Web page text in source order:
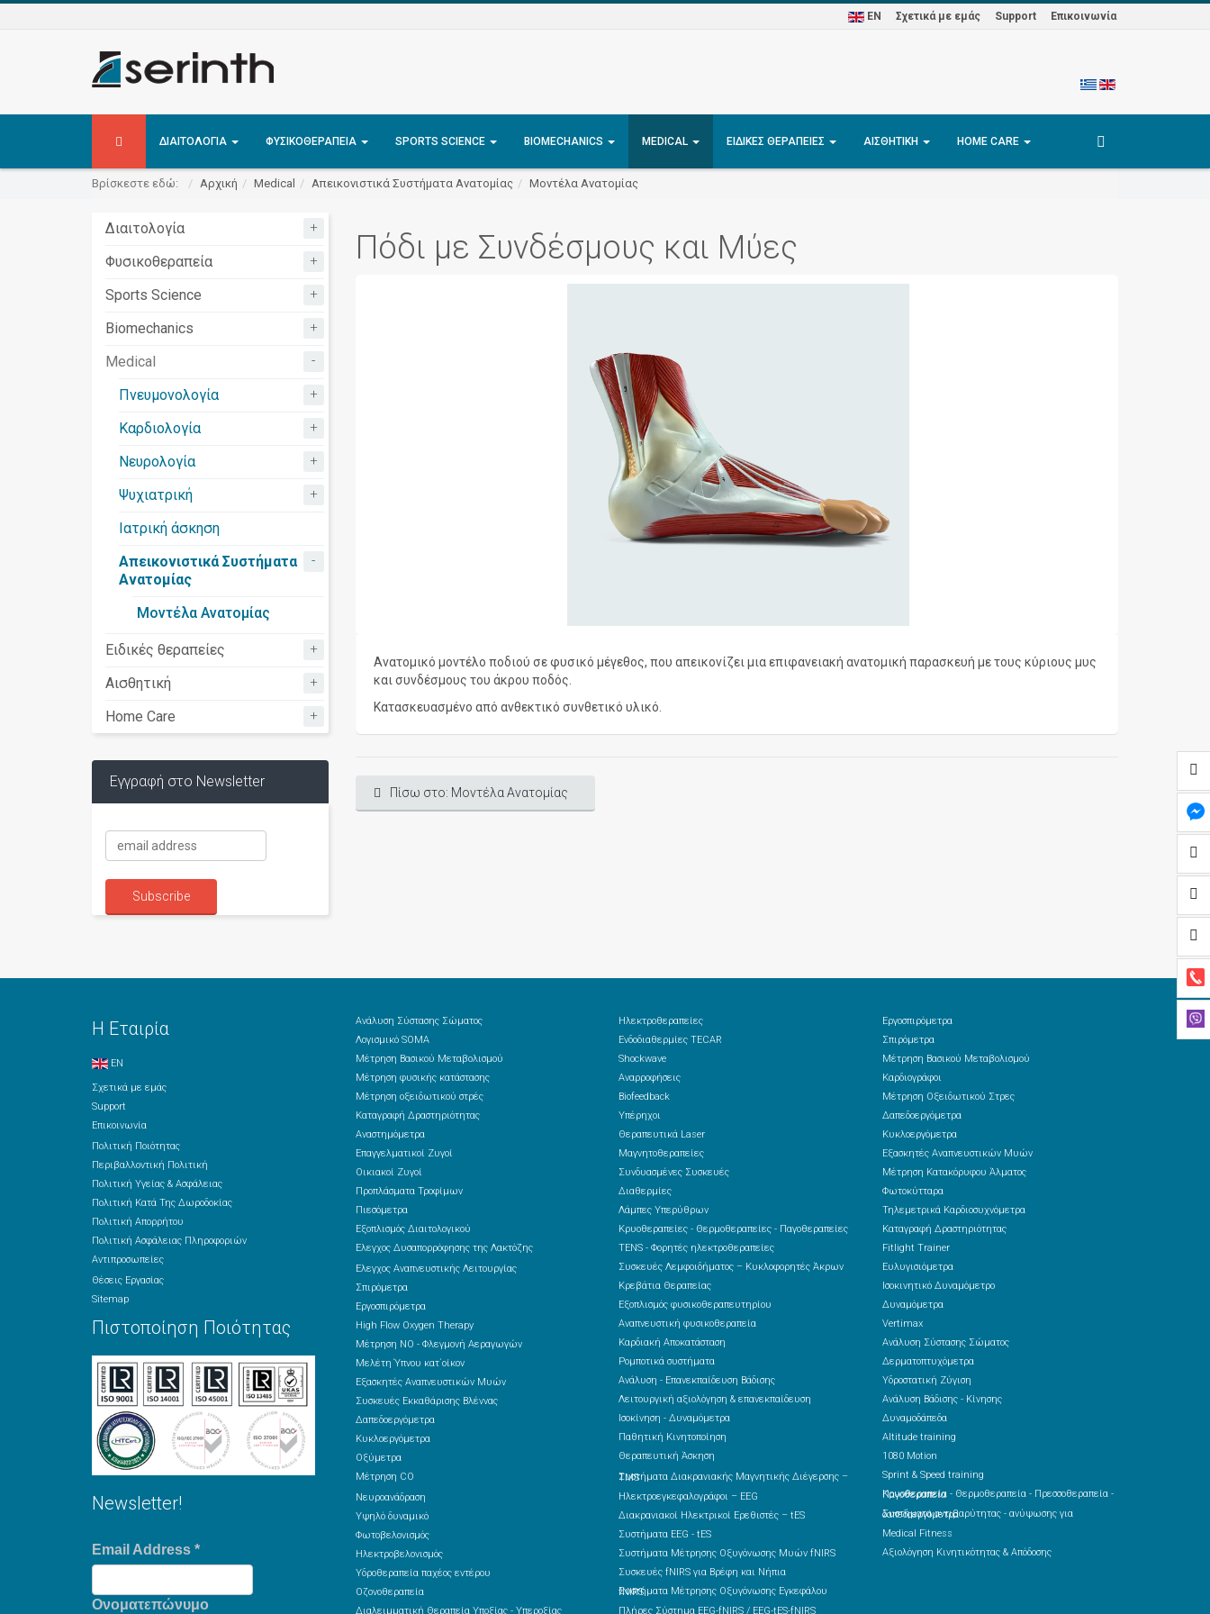
EN Σχετικά με εμάς Support Επικοινωνία
ΔΙΑΙΤΟΛΟΓΊΑ ΦΥΣΙΚΟΘΕΡΑΠΕΊΑ SPORTS SCIENCE BIOMECHANICS MEDICAL ΕΙΔΙΚΈΣ ΘΕΡΑΠΕΊΕΣ ΑΙΣΘΗΤΙΚΉ HOME CARE
Βρίσκεστε εδώ: Αρχική Medical Απεικονιστικά Συστήματα Ανατομίας Μοντέλα Ανατομίας
Διαιτολογία +
Φυσικοθεραπεία +
Sports Science +
Biomechanics +
Medical -
Πνευμονολογία +
Καρδιολογία +
Νευρολογία +
Ψυχιατρική +
Ιατρική άσκηση
Απεικονιστικά Συστήματα
Ανατομίας
-
Μοντέλα Ανατομίας
Ειδικές θεραπείες +
Αισθητική +
Home Care +
Εγγραφή στο Newsletter
Πόδι με Συνδέσμους και Μύες
Ανατομικό μοντέλο ποδιού σε φυσικό μέγεθος, που απεικονίζει μια επιφανειακή ανατομική παρασκευή με τους κύριους μυς
και συνδέσμους του άκρου ποδός.
Κατασκευασμένο από ανθεκτικό συνθετικό υλικό.
Πίσω στο: Μοντέλα Ανατομίας
Η Εταιρία
EN
Σχετικά με εμάς
Support
Επικοινωνία
Πολιτική Ποιότητας
Περιβαλλοντική Πολιτική
Πολιτική Υγείας & Ασφάλειας
Πολιτική Κατά Της Δωροδοκίας
Πολιτική Απορρήτου
Πολιτική Ασφάλειας Πληροφοριών
Αντιπροσωπείες
Θέσεις Εργασίας
Sitemap
Πιστοποίηση Ποιότητας
Newsletter!
Email Address *
Ονοματεπώνυμο
Ανάλυση Σύστασης Σώματος
Λογισμικό SOMA
Μέτρηση Βασικού Μεταβολισμού
Μέτρηση φυσικής κατάστασης
Μέτρηση οξειδωτικού στρές
Καταγραφή Δραστηριότητας
Αναστημόμετρα
Επαγγελματικοί Ζυγοί
Οικιακοί Ζυγοί
Προπλάσματα Τροφίμων
Πιεσόμετρα
Εξοπλισμός Διαιτολογικού
Έλεγχος Δυσαπορρόφησης της Λακτόζης
Έλεγχος Αναπνευστικής Λειτουργίας
Σπιρόμετρα
Εργοσπιρόμετρα
High Flow Oxygen Therapy
Μέτρηση NO - Φλεγμονή Αεραγωγών
Μελέτη Ύπνου κατ΄οίκον
Εξασκητές Αναπνευστικών Μυών
Συσκευές Εκκαθάρισης Βλέννας
Δαπεδοεργόμετρα
Κυκλοεργόμετρα
Οξύμετρα
Μέτρηση CO
Νευροανάδραση
Υψηλό δυναμικό
Φωτοβελονισμός
Ηλεκτροβελονισμός
Υδροθεραπεία παχέος εντέρου
Οζονοθεραπεία
Διαλειμματική Θεραπεία Υποξίας - Υπεροξίας
Ηλεκτροθεραπείες
Ενδοδιαθερμίες TECAR
Shockwave
Αναρροφήσεις
Biofeedback
Υπέρηχοι
Θεραπευτικά Laser
Μαγνητοθεραπείες
Συνδυασμένες Συσκευές
Διαθερμίες
Λάμπες Υπερύθρων
Κρυοθεραπείες - Θερμοθεραπείες - Παγοθεραπείες
TENS - Φορητές ηλεκτροθεραπείες
Συσκευές Λεμφοιδήματος – Κυκλοφορητές Άκρων
Κρεβάτια Θεραπείας
Εξοπλισμός φυσικοθεραπευτηρίου
Αναπνευστική φυσικοθεραπεία
Καρδιακή Αποκατάσταση
Ρομποτικά συστήματα
Ανάλυση - Επανεκπαίδευση Βάδισης
Λειτουργική αξιολόγηση & επανεκπαίδευση
Ισοκίνηση - Δυναμόμετρα
Παθητική Κινητοποίηση
Θεραπευτική Άσκηση
Συστήματα Διακρανιακής Μαγνητικής Διέγερσης – TMS
Ηλεκτροεγκεφαλογράφοι – EEG
Διακρανιακοί Ηλεκτρικοί Ερεθιστές – tES
Συστήματα EEG - tES
Συστήματα Μέτρησης Οξυγόνωσης Μυών fNIRS
Συσκευές fNIRS για Βρέφη και Νήπια
Συστήματα Μέτρησης Οξυγόνωσης Εγκεφάλου fNIRS
Πλήρες Σύστημα EEG-fNIRS / EEG-tES-fNIRS
Εργοσπιρόμετρα
Σπιρόμετρα
Μέτρηση Βασικού Μεταβολισμού
Καρδιογράφοι
Μέτρηση Οξειδωτικού Στρες
Δαπεδοεργόμετρα
Κυκλοεργόμετρα
Εξασκητές Αναπνευστικών Μυών
Μέτρηση Κατακόρυφου Άλματος
Φωτοκύτταρα
Τηλεμετρικά Καρδιοσυχνόμετρα
Καταγραφή Δραστηριότητας
Fitlight Trainer
Ευλυγισιόμετρα
Ισοκινητικό Δυναμόμετρο
Δυναμόμετρα
Vertimax
Ανάλυση Σύστασης Σώματος
Δερματοπτυχόμετρα
Υδροστατική Ζύγιση
Ανάλυση Βάδισης - Κίνησης
Δυναμοδάπεδα
Altitude training
1080 Motion
Sprint & Speed training
Κρυοθεραπεία - Θερμοθεραπεία - Πρεσσοθεραπεία - Παγοθεραπεία
Συστήματα αντιβαρύτητας - ανύψωσης για δαπεδοεργόμετρα
Medical Fitness
Αξιολόγηση Κινητικότητας & Απόδοσης